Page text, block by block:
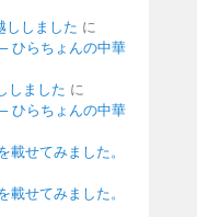
ししました に
ひらちょんの中華
しました に
ひらちょんの中華
載せてみました。
載せてみました。